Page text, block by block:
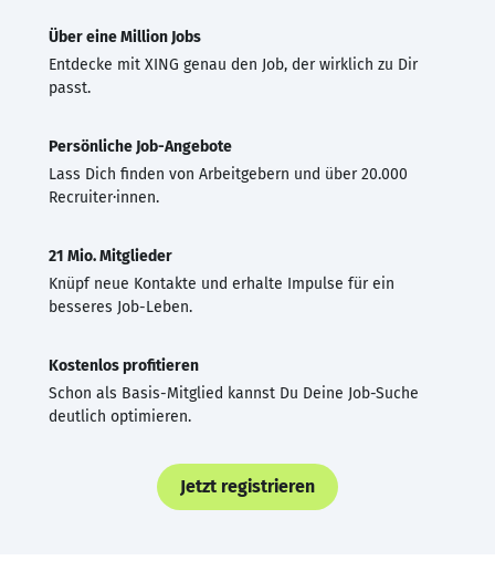
Über eine Million Jobs
Entdecke mit XING genau den Job, der wirklich zu Dir
passt.
Persönliche Job-Angebote
Lass Dich finden von Arbeitgebern und über 20.000
Recruiter·innen.
21 Mio. Mitglieder
Knüpf neue Kontakte und erhalte Impulse für ein
besseres Job-Leben.
Kostenlos profitieren
Schon als Basis-Mitglied kannst Du Deine Job-Suche
deutlich optimieren.
Jetzt registrieren